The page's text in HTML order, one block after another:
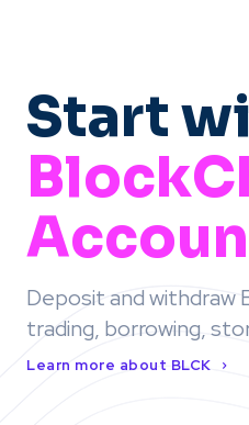
Start
Deposit and withdraw
trading, borrowing,
Learn more about BLCK